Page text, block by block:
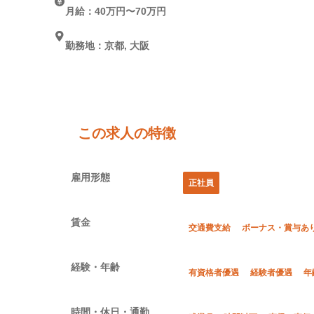
月給：40万円〜70万円
勤務地：京都, 大阪
この求人の特徴
雇用形態 正社員
賃金 交通費支給 ボーナス・賞与あ
経験・年齢 有資格者優遇 経験者優遇 年
時間・休日・通勤